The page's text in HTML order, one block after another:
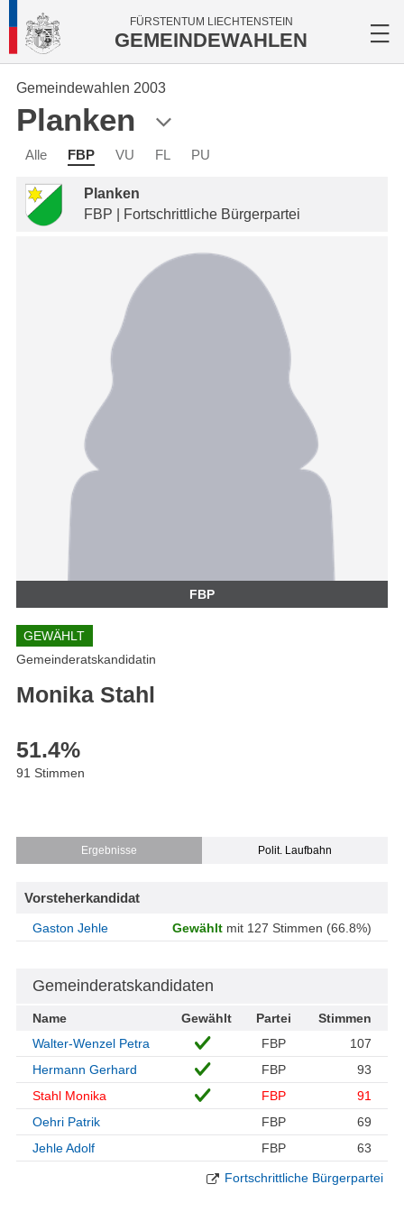
FÜRSTENTUM LIECHTENSTEIN
GEMEINDEWAHLEN
Gemeindewahlen 2003
Planken
Alle FBP VU FL PU
Planken
FBP | Fortschrittliche Bürgerpartei
FBP
GEWÄHLT
Gemeinderatskandidatin
Monika Stahl
51.4%
91 Stimmen
Ergebnisse Polit. Laufbahn
Vorsteherkandidat
Gaston Jehle Gewählt mit 127 Stimmen (66.8%)
Gemeinderatskandidaten
Name Gewählt Partei
Stimmen
Walter-Wenzel Petra
FBP
107
Hermann Gerhard
FBP
93
Stahl Monika
FBP
91
Oehri Patrik
FBP
69
Jehle Adolf
FBP 63
Fortschrittliche Bürgerpartei